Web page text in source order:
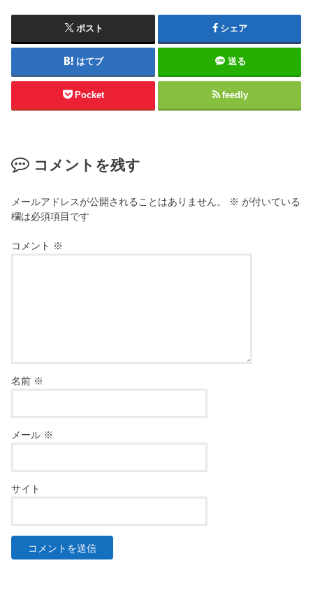
ポスト シェア
はてブ 送る
Pocket feedly
コメントを残す
メールアドレスが公開されることはありません。 ※ が付いている
欄は必須項目です
コメント ※
名前 ※
メール ※
サイト